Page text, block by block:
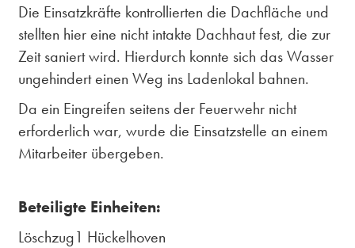
Die Einsatzkräfte kontrollierten die Dachfläche und
stellten hier eine nicht intakte Dachhaut fest, die zur
Zeit saniert wird. Hierdurch konnte sich das Wasser
ungehindert einen Weg ins Ladenlokal bahnen.
Da ein Eingreifen seitens der Feuerwehr nicht
erforderlich war, wurde die Einsatzstelle an einem
Mitarbeiter übergeben.
Beteiligte Einheiten:
Löschzug1 Hückelhoven